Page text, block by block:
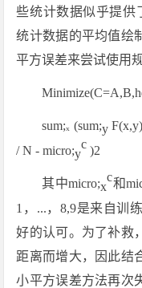
些统计数据似乎提供
统计数据的平均值绘
平方误差来尝试使用
sum;ₓ (sum;y
/ N - micro;y
c )2
其中micro;x
c和
1，...，8,9是来自训
好的认可。为了补救
距离而增大，因此结
小平方误差方法再次